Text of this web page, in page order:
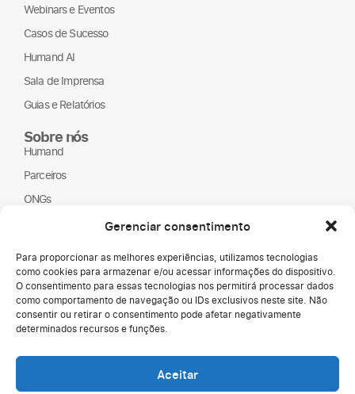
Gerenciar consentimento
Para proporcionar as melhores experiências, utilizamos tecnologias
como cookies para armazenar e/ou acessar informações do dispositivo.
O consentimento para essas tecnologias nos permitirá processar dados
como comportamento de navegação ou IDs exclusivos neste site. Não
consentir ou retirar o consentimento pode afetar negativamente
determinados recursos e funções.
Aceitar
Webinars e Eventos
Casos de Sucesso
Humand AI
Sala de Imprensa
Guias e Relatórios
Sobre nós
Humand
Parceiros
ONGs
Termos de uso